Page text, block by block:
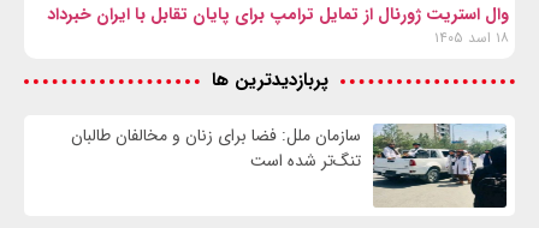
وال‌ استریت ژورنال از تمایل ترامپ برای پایان تقابل با ایران خبرداد
۱۸ اسد ۱۴۰۵
پربازدیدترین ها
سازمان ملل: فضا برای زنان و مخالفان طالبان
تنگ‌تر شده است